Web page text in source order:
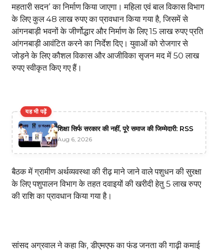
महतारी सदन’ का निर्माण किया जाएगा। महिला एवं बाल विकास विभाग
के लिए कुल 48 लाख रुपए का प्रावधान किया गया है, जिसमें से
आंगनबाड़ी भवनों के जीर्णोद्धार और निर्माण के लिए 15 लाख रुपए प्रति
आंगनबाड़ी आवंटित करने का निर्देश दिए। युवाओं को रोजगार से
जोड़ने के लिए कौशल विकास और आजीविका सृजन मद में 50 लाख
रुपए स्वीकृत किए गए हैं।
यह भी पढ़ें
शिक्षा सिर्फ सरकार की नहीं, पूरे समाज की जिम्मेदारी: RSS
Aug 6, 2026
बैठक में ग्रामीण अर्थव्यवस्था की रीढ़ माने जाने वाले पशुधन की सुरक्षा
के लिए पशुपालन विभाग के तहत दवाइयों की खरीदी हेतु 5 लाख रुपए
की राशि का प्रावधान किया गया है।
सांसद अग्रवाल ने कहा कि, डीएमएफ का फंड जनता की गाढ़ी कमाई